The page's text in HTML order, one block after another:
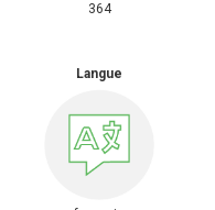
364
Langue